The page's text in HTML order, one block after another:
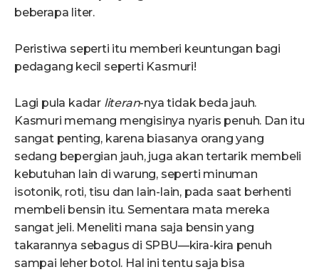
beberapa liter.
Peristiwa seperti itu memberi keuntungan bagi
pedagang kecil seperti Kasmuri!
Lagi pula kadar literan-nya tidak beda jauh.
Kasmuri memang mengisinya nyaris penuh. Dan itu
sangat penting, karena biasanya orang yang
sedang bepergian jauh, juga akan tertarik membeli
kebutuhan lain di warung, seperti minuman
isotonik, roti, tisu dan lain-lain, pada saat berhenti
membeli bensin itu. Sementara mata mereka
sangat jeli. Meneliti mana saja bensin yang
takarannya sebagus di SPBU—kira-kira penuh
sampai leher botol. Hal ini tentu saja bisa